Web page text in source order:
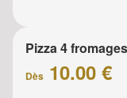
Pizza 4 fromages
Dès 10.00 €